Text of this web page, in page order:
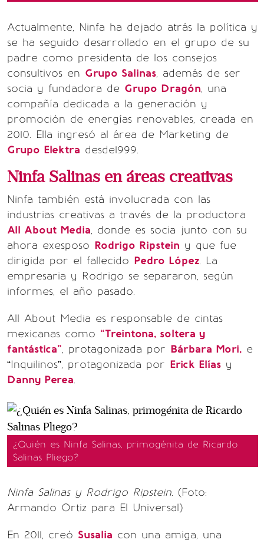
Actualmente, Ninfa ha dejado atrás la política y
se ha seguido desarrollado en el grupo de su
padre como presidenta de los consejos
consultivos en Grupo Salinas, además de ser
socia y fundadora de Grupo Dragón, una
compañía dedicada a la generación y
promoción de energías renovables, creada en
2010. Ella ingresó al área de Marketing de
Grupo Elektra desde1999.
Ninfa Salinas en áreas creativas
Ninfa también está involucrada con las
industrias creativas a través de la productora
All About Media, donde es socia junto con su
ahora exesposo Rodrigo Ripstein y que fue
dirigida por el fallecido Pedro López. La
empresaria y Rodrigo se separaron, según
informes, el año pasado.
All About Media es responsable de cintas
mexicanas como “Treintona, soltera y
fantástica”, protagonizada por Bárbara Mori, e
“Inquilinos”, protagonizada por Erick Elías y
Danny Perea.
¿Quién es Ninfa Salinas, primogénita de Ricardo
Salinas Pliego?
Ninfa Salinas y Rodrigo Ripstein. (Foto:
Armando Ortiz para El Universal)
En 2011, creó Susalia con una amiga, una